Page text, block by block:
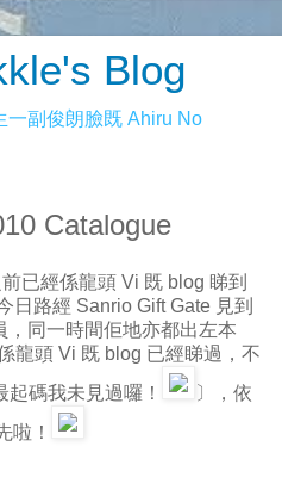
Blog
一副俊朗臉既 Ahiru No
Catalogue
已經係龍頭 Vi 既 blog 睇到
日路經 Sanrio Gift Gate 見到
同一時間佢地亦都出左本
龍頭 Vi 既 blog 已經睇過，不
碼我未見過囉！
〕，依
啦！